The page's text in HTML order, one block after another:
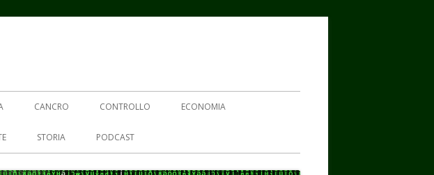
CANCRO CONTROLLO ECONOMIA
STORIA PODCAST